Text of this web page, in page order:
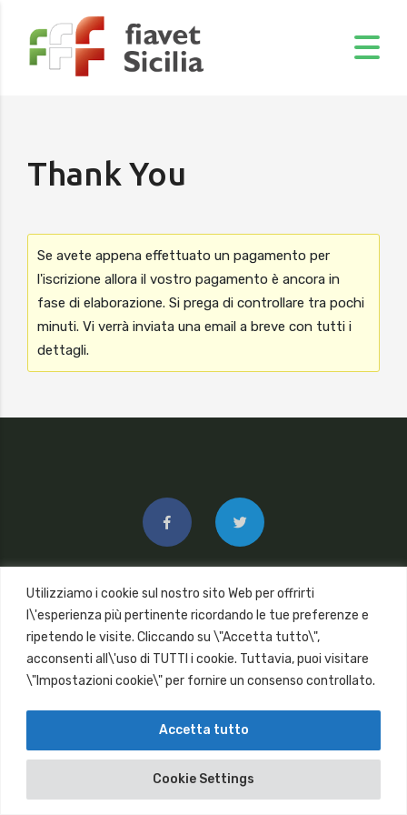
Utilizziamo i cookie sul nostro sito Web per offrirti
l\'esperienza più pertinente ricordando le tue preferenze e
ripetendo le visite. Cliccando su \"Accetta tutto\",
acconsenti all\'uso di TUTTI i cookie. Tuttavia, puoi visitare
\"Impostazioni cookie\" per fornire un consenso controllato.
Cookie Settings
Accetta tutto
Thank You
Se avete appena effettuato un pagamento per
l'iscrizione allora il vostro pagamento è ancora in
fase di elaborazione. Si prega di controllare tra pochi
minuti. Vi verrà inviata una email a breve con tutti i
dettagli.